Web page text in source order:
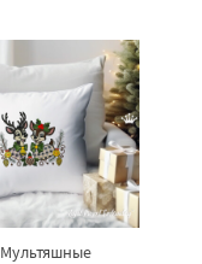
Мультяшные